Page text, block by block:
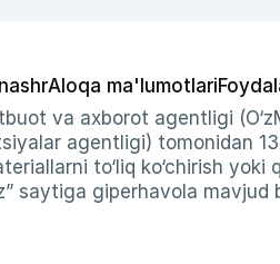
Aloqa ma'lumotlari
va axborot agentligi
agentligi) tomonidan
to‘liq ko‘chirish
saytiga giperhavola